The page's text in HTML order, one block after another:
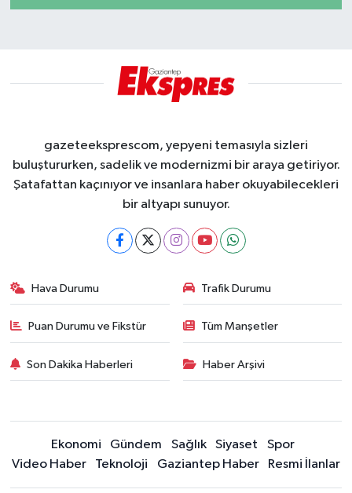
gazeteeksprescom, yepyeni temasıyla sizleri
buluştururken, sadelik ve modernizmi bir araya getiriyor.
Şatafattan kaçınıyor ve insanlara haber okuyabilecekleri
bir altyapı sunuyor.
Hava Durumu Trafik Durumu
Puan Durumu ve Fikstür Tüm Manşetler
Son Dakika Haberleri Haber Arşivi
Ekonomi Gündem Sağlık Siyaset
Spor
Video Haber
Teknoloji Gaziantep Haber Resmi İlanlar